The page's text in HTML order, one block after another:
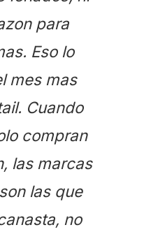
para
Eso lo
mes mas
Cuando
compran
las marcas
las que
no